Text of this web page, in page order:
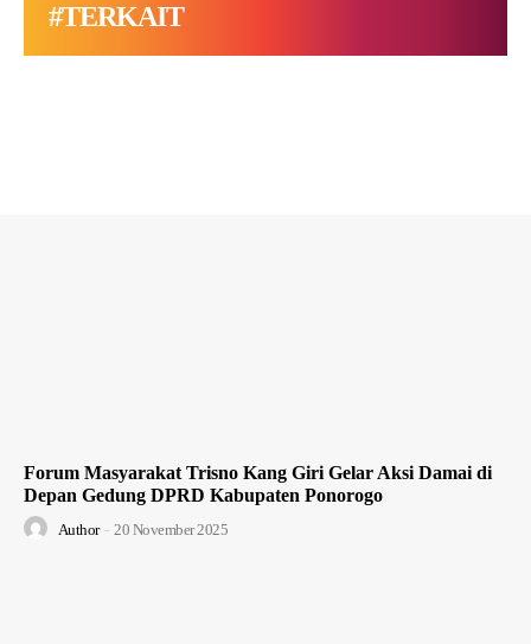
#TERKAIT
Forum Masyarakat Trisno Kang Giri Gelar Aksi Damai di
Depan Gedung DPRD Kabupaten Ponorogo
Author - 20 November 2025